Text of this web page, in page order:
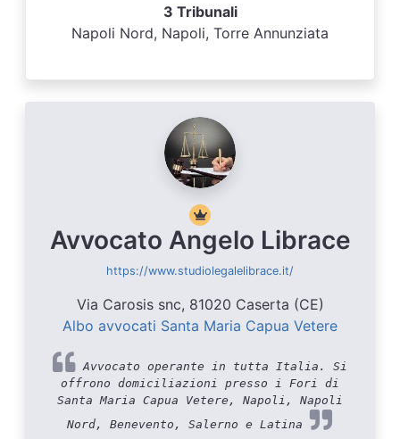
3 Tribunali
Napoli Nord, Napoli, Torre Annunziata
Avvocato Angelo Librace
https://www.studiolegalelibrace.it/
Via Carosis snc, 81020 Caserta (CE)
Albo avvocati Santa Maria Capua Vetere
Avvocato operante in tutta Italia. Si
offrono domiciliazioni presso i Fori di
Santa Maria Capua Vetere, Napoli, Napoli
Nord, Benevento, Salerno e Latina